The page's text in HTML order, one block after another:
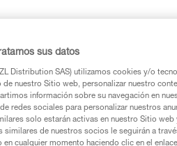
el control del
para mejorar el
utilizados en este
sus datos
Distribution SAS) utilizamos cookies y/o
de nuestro Sitio web, personalizar nuestro
información sobre su navegación en
redes sociales para personalizar nuestros
solo estarán activas en nuestro Sitio
similares de nuestros socios le seguirán a
en cualquier momento haciendo clic en el